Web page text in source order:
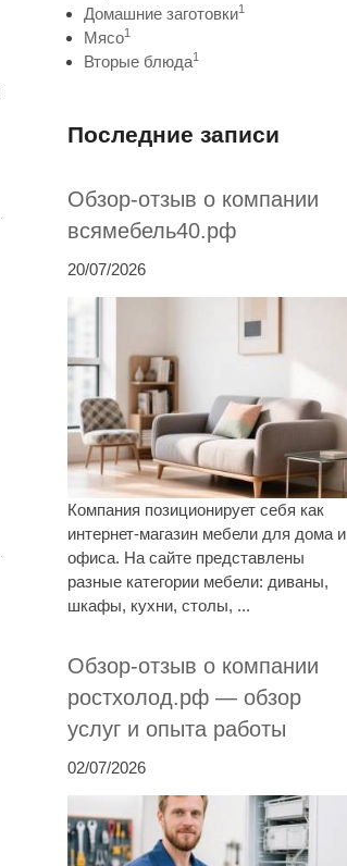
Домашние заготовки1
Мясо1
Вторые блюда1
Последние записи
Обзор-отзыв о компании
всямебель40.рф
20/07/2026
Компания позиционирует себя как
интернет-магазин мебели для дома и
офиса. На сайте представлены
разные категории мебели: диваны,
шкафы, кухни, столы, ...
Обзор-отзыв о компании
ростхолод.рф — обзор
услуг и опыта работы
02/07/2026